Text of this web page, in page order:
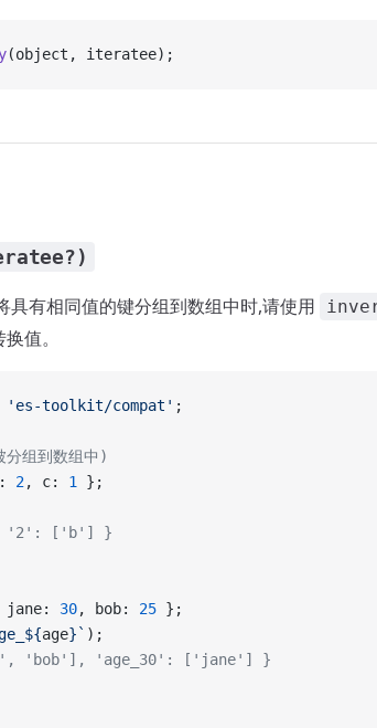
(object, iteratee);
具有相同值的键分组到数组中时,请使用
值。
'es-toolkit/compat' ;
组到数组中)
2, c: 1
};
'2': ['b'] }
jane: 30, bob: 25 };
age}` );
'bob'], 'age_30': ['jane'] }